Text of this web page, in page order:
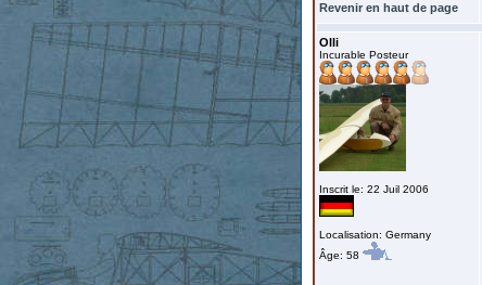
Revenir en haut de page
Olli
Incurable Posteur
Inscrit le: 22 Juil 2006
Localisation: Germany
Âge: 58